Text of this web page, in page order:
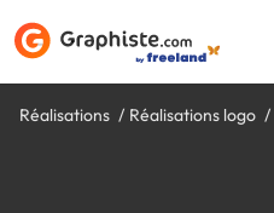
Réalisations Réalisations logo